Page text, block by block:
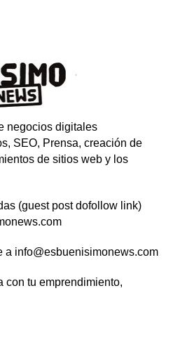
negocios digitales
SEO, Prensa, creación de
de sitios web y los
(guest post dofollow link)
a info@esbuenisimonews.com
con tu emprendimiento,